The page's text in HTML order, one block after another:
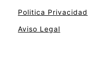
Politica Privacidad
Aviso Legal